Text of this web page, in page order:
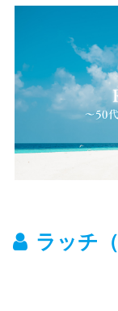
ラッチ